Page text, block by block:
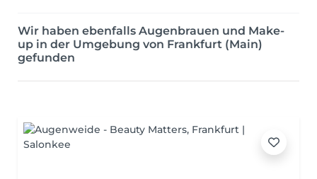
Wir haben ebenfalls Augenbrauen und Make-
up in der Umgebung von Frankfurt (Main)
gefunden